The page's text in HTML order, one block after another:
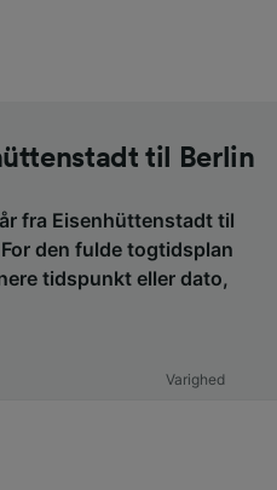
til Berlin
fra Eisenhüttenstadt til
den fulde togtidsplan
tidspunkt eller dato,
Varighed